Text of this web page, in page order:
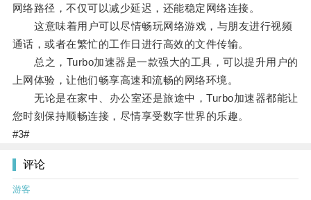
网络路径，不仅可以减少延迟，还能稳定网络连接。
这意味着用户可以尽情畅玩网络游戏，与朋友进行视频
通话，或者在繁忙的工作日进行高效的文件传输。
总之，Turbo加速器是一款强大的工具，可以提升用户的
上网体验，让他们畅享高速和流畅的网络环境。
无论是在家中、办公室还是旅途中，Turbo加速器都能让
您时刻保持顺畅连接，尽情享受数字世界的乐趣。
#3#
评论
游客